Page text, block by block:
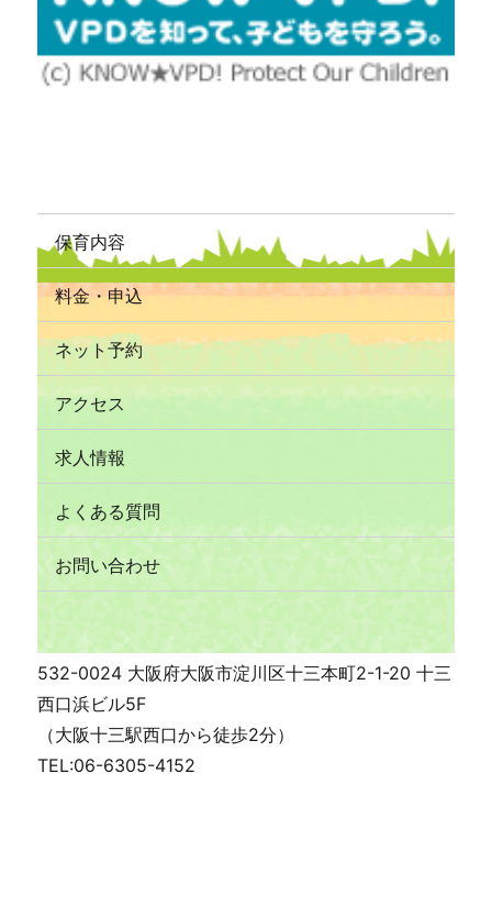
保育内容
料金・申込
ネット予約
アクセス
求人情報
よくある質問
お問い合わせ
532-0024 大阪府大阪市淀川区十三本町2-1-20 十三
西口浜ビル5F
（大阪十三駅西口から徒歩2分）
TEL:06-6305-4152